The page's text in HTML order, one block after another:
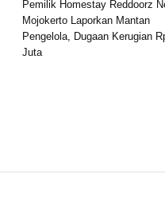
Pemilik Homestay Reddoorz
Mojokerto Laporkan Mantan
Pengelola, Dugaan Kerugian
Juta